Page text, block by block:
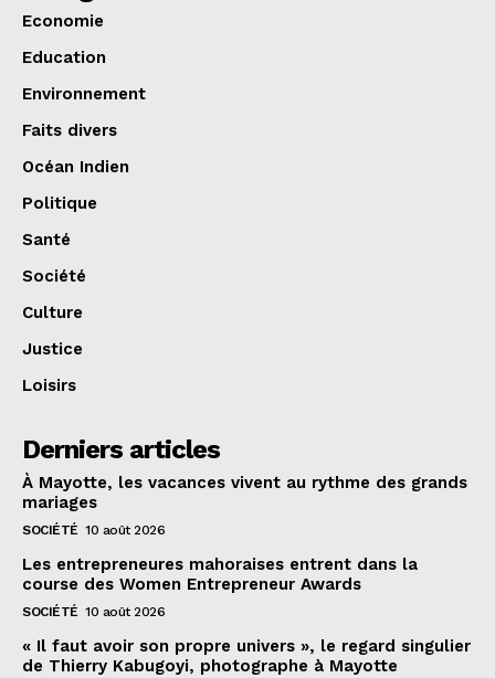
Economie
Education
Environnement
Faits divers
Océan Indien
Politique
Santé
Société
Culture
Justice
Loisirs
Derniers articles
À Mayotte, les vacances vivent au rythme des grands
mariages
SOCIÉTÉ 10 août 2026
Les entrepreneures mahoraises entrent dans la
course des Women Entrepreneur Awards
SOCIÉTÉ 10 août 2026
« Il faut avoir son propre univers », le regard singulier
de Thierry Kabugoyi, photographe à Mayotte